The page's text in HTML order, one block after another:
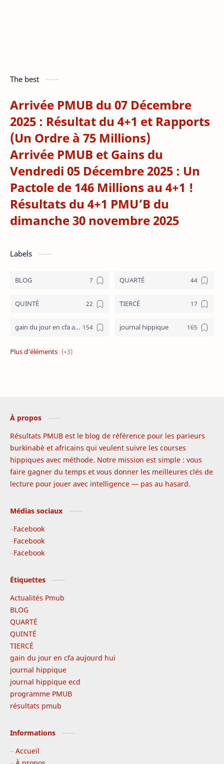
The best
Arrivée PMUB du 07 Décembre
2025 : Résultat du 4+1 et Rapports
(Un Ordre à 75 Millions)
Arrivée PMUB et Gains du
Vendredi 05 Décembre 2025 : Un
Pactole de 146 Millions au 4+1 !
Résultats du 4+1 PMU’B du
dimanche 30 novembre 2025
Labels
BLOG QUARTÉ
QUINTÉ TIERCÉ
gain du jour en cfa aujourd hui journal hippique
journal hippique ecd
À propos
Résultats PMUB est le blog de référence pour les parieurs
burkinabè et africains qui veulent suivre les courses
hippiques avec méthode. Notre mission est simple : vous
faire gagner du temps et vous donner les meilleures clés de
lecture pour jouer avec intelligence — pas au hasard.
Médias sociaux
Facebook
Facebook
Facebook
Étiquettes
Actualités Pmub
BLOG
QUARTÉ
QUINTÉ
TIERCÉ
gain du jour en cfa aujourd hui
journal hippique
journal hippique ecd
programme PMUB
résultats pmub
Informations
Accueil